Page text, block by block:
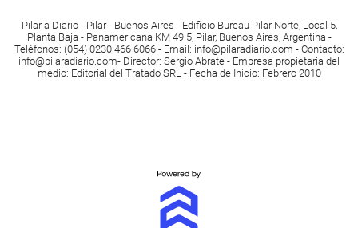
Pilar a Diario - Pilar - Buenos Aires - Edificio Bureau Pilar Norte, Local 5,
Planta Baja - Panamericana KM 49.5, Pilar, Buenos Aires, Argentina -
Teléfonos: (054) 0230 466 6066 - Email : info@pilaradiario.com - Contacto:
info@pilaradiario.com- Director: Sergio Abrate - Empresa propietaria del
medio: Editorial del Tratado SRL - Fecha de Inicio: Febrero 2010